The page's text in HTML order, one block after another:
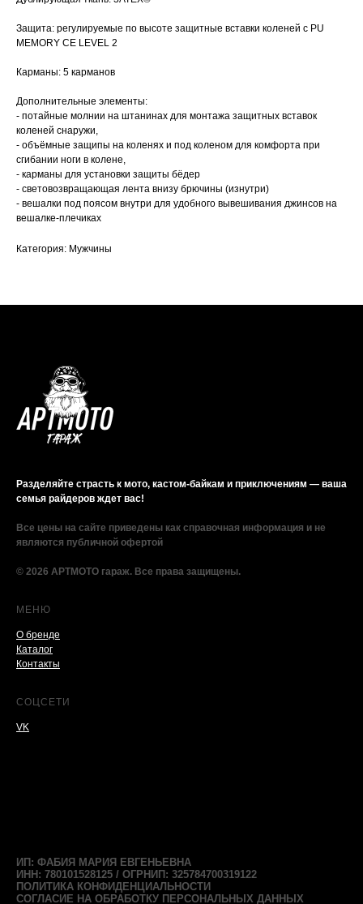
Защита: регулируемые по высоте защитные вставки коленей с PU
MEMORY CE LEVEL 2
Карманы: 5 карманов
Дополнительные элементы:
- потайные молнии на штанинах для монтажа защитных вставок
коленей снаружи,
- объёмные защипы на коленях и под коленом для комфорта при
сгибании ноги в колене,
- карманы для установки защиты бёдер
- световозвращающая лента внизу брючины (изнутри)
- вешалки под поясом внутри для удобного вывешивания джинсов на
вешалке-плечиках
Категория: Мужчины
Разделяйте страсть к мото, кастом-байкам и приключениям — ваша
семья райдеров ждет вас!
Все цены на сайте приведены как справочная информация и не
являются публичной офертой
© 2026 АРТМОТО гараж. Все права защищены.
МЕНЮ
О бренде
Каталог
Контакты
СОЦСЕТИ
VK
ИП: ФАБИЯ МАРИЯ ЕВГЕНЬЕВНА
ИНН: 780101528125 / ОГРНИП: 325784700319122
ПОЛИТИКА КОНФИДЕНЦИАЛЬНОСТИ
СОГЛАСИЕ НА ОБРАБОТКУ ПЕРСОНАЛЬНЫХ ДАННЫХ